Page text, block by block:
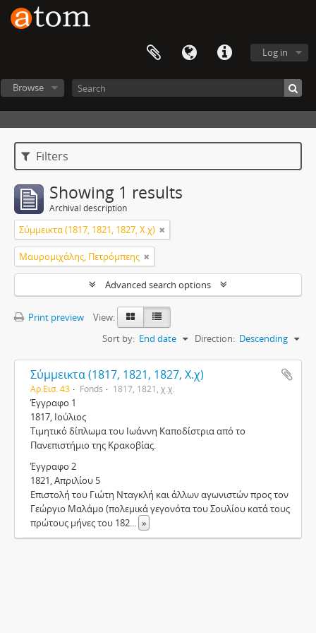
Log in
Browse
Filters
Showing 1 results
Archival description
Σύμμεικτα (1817, 1821, 1827, Χ.χ)
Μαυρομιχάλης, Πετρόμπεης
Advanced search options
Print preview
View:
Sort by: End date Direction: Descending
Σύμμεικτα (1817, 1821, 1827, Χ.χ)
Αρ.Εισ. 43 Fonds 1817, 1821, χ.χ.
Έγγραφο 1
1817, Ιούλιος
Τιμητικό δίπλωμα του Ιωάννη Καποδίστρια από το
Πανεπιστήμιο της Κρακοβίας.
Έγγραφο 2
1821, Απριλίου 5
Επιστολή του Γιώτη Νταγκλή και άλλων αγωνιστών προς τον
Γεώργιο Μαλάμο (πολεμικά γεγονότα του Σουλίου κατά τους
πρώτους μήνες του 182... »